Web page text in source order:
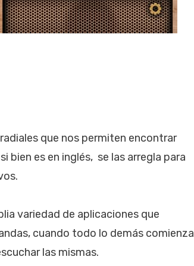
que nos permiten encontrar
bien es en inglés, se las arregla para
variedad de aplicaciones que
cuando todo lo demás comienza
las mismas.